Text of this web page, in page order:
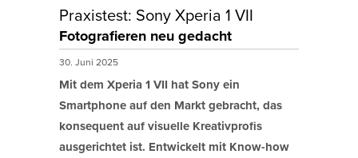
Praxistest: Sony Xperia 1 VII
Fotografieren neu gedacht
30. Juni 2025
Mit dem Xperia 1 VII hat Sony ein
Smartphone auf den Markt gebracht, das
konsequent auf visuelle Kreativprofis
ausgerichtet ist. Entwickelt mit Know-how